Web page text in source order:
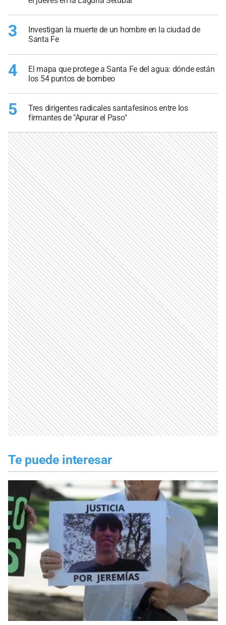
3
Investigan la muerte de un hombre en la ciudad de
Santa Fe
4
El mapa que protege a Santa Fe del agua: dónde están
los 54 puntos de bombeo
5
Tres dirigentes radicales santafesinos entre los
firmantes de "Apurar el Paso"
Te puede interesar